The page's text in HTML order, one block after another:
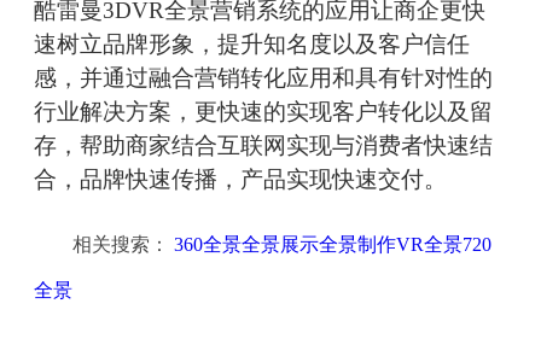
酷雷曼3DVR全景营销系统的应用让商企更快
速树立品牌形象，提升知名度以及客户信任
感，并通过融合营销转化应用和具有针对性的
行业解决方案，更快速的实现客户转化以及留
存，帮助商家结合互联网实现与消费者快速结
合，品牌快速传播，产品实现快速交付。
相关搜索： 360全景全景展示全景制作VR全景720
全景